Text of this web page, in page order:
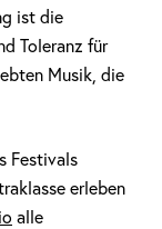
ist die
Toleranz für
Musik, die
Festivals
erleben
alle